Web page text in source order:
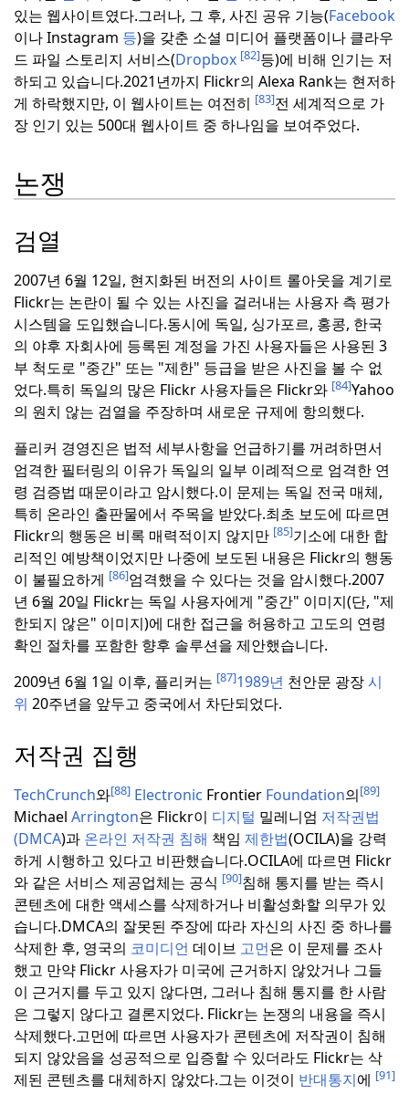
있는 웹사이트였다.그러나, 그 후, 사진 공유 기능(Facebook
이나 Instagram 등)을 갖춘 소셜 미디어 플랫폼이나 클라우
드 파일 스토리지 서비스(Dropbox [82]등)에 비해 인기는 저
하되고 있습니다.2021년까지 Flickr의 Alexa Rank는 현저하
게 하락했지만, 이 웹사이트는 여전히 [83]전 세계적으로 가
장 인기 있는 500대 웹사이트 중 하나임을 보여주었다.
논쟁
검열
2007년 6월 12일, 현지화된 버전의 사이트 롤아웃을 계기로
Flickr는 논란이 될 수 있는 사진을 걸러내는 사용자 측 평가
시스템을 도입했습니다.동시에 독일, 싱가포르, 홍콩, 한국
의 야후 자회사에 등록된 계정을 가진 사용자들은 사용된 3
부 척도로 "중간" 또는 "제한" 등급을 받은 사진을 볼 수 없
었다.특히 독일의 많은 Flickr 사용자들은 Flickr와 [84]Yahoo
의 원치 않는 검열을 주장하며 새로운 규제에 항의했다.
플리커 경영진은 법적 세부사항을 언급하기를 꺼려하면서
엄격한 필터링의 이유가 독일의 일부 이례적으로 엄격한 연
령 검증법 때문이라고 암시했다.이 문제는 독일 전국 매체,
특히 온라인 출판물에서 주목을 받았다.최초 보도에 따르면
Flickr의 행동은 비록 매력적이지 않지만 [85]기소에 대한 합
리적인 예방책이었지만 나중에 보도된 내용은 Flickr의 행동
이 불필요하게 [86]엄격했을 수 있다는 것을 암시했다.2007
년 6월 20일 Flickr는 독일 사용자에게 "중간" 이미지(단, "제
한되지 않은" 이미지)에 대한 접근을 허용하고 고도의 연령
확인 절차를 포함한 향후 솔루션을 제안했습니다.
2009년 6월 1일 이후, 플리커는 [87]1989년 천안문 광장시
위 20주년을 앞두고 중국에서 차단되었다.
저작권 집행
TechCrunch와[88] Electronic Frontier Foundation의[89]
Michael Arrington은 Flickr이 디지털 밀레니엄 저작권법
(DMCA)과 온라인 저작권 침해 책임 제한법(OCILA)을 강력
하게 시행하고 있다고 비판했습니다.OCILA에 따르면 Flickr
와 같은 서비스 제공업체는 공식 [90]침해 통지를 받는 즉시
콘텐츠에 대한 액세스를 삭제하거나 비활성화할 의무가 있
습니다.DMCA의 잘못된 주장에 따라 자신의 사진 중 하나를
삭제한 후, 영국의 코미디언 데이브 고먼은 이 문제를 조사
했고 만약 Flickr 사용자가 미국에 근거하지 않았거나 그들
이 근거지를 두고 있지 않다면, 그러나 침해 통지를 한 사람
은 그렇지 않다고 결론지었다. Flickr는 논쟁의 내용을 즉시
삭제했다.고먼에 따르면 사용자가 콘텐츠에 저작권이 침해
되지 않았음을 성공적으로 입증할 수 있더라도 Flickr는 삭
제된 콘텐츠를 대체하지 않았다.그는 이것이 반대통지에 [91]